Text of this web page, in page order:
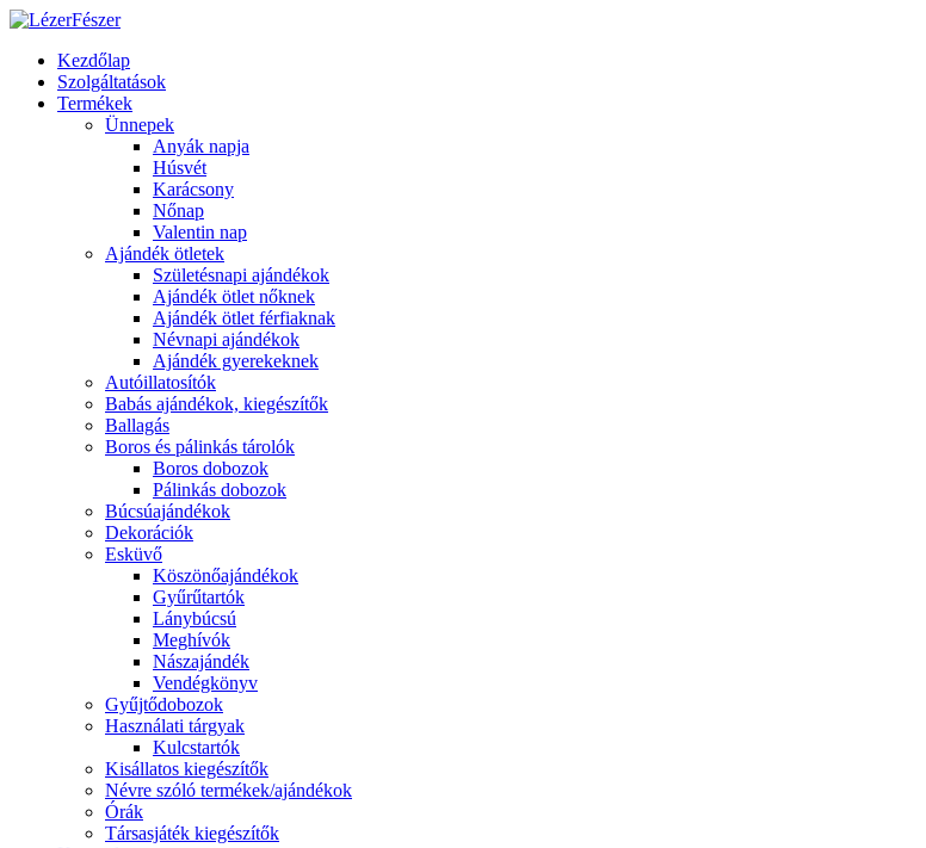
Kezdőlap
Szolgáltatások
Termékek
Ünnepek
Anyák napja
Húsvét
Karácsony
Nőnap
Valentin nap
Ajándék ötletek
Születésnapi ajándékok
Ajándék ötlet nőknek
Ajándék ötlet férfiaknak
Névnapi ajándékok
Ajándék gyerekeknek
Autóillatosítók
Babás ajándékok, kiegészítők
Ballagás
Boros és pálinkás tárolók
Boros dobozok
Pálinkás dobozok
Búcsúajándékok
Dekorációk
Esküvő
Köszönőajándékok
Gyűrűtartók
Lánybúcsú
Meghívók
Nászajándék
Vendégkönyv
Gyűjtődobozok
Használati tárgyak
Kulcstartók
Kisállatos kiegészítők
Névre szóló termékek/ajándékok
Órák
Társasjáték kiegészítők